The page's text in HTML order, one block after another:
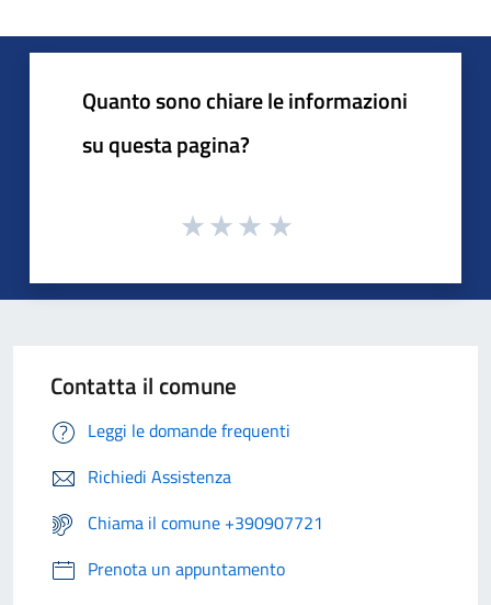
Quanto sono chiare le informazioni
su questa pagina?
Contatta il comune
Leggi le domande frequenti
Richiedi Assistenza
Chiama il comune +390907721
Prenota un appuntamento